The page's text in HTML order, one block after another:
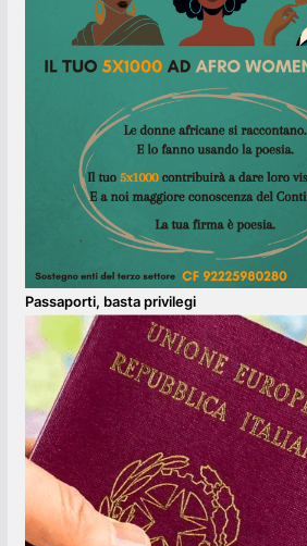
Passaporti, basta privilegi